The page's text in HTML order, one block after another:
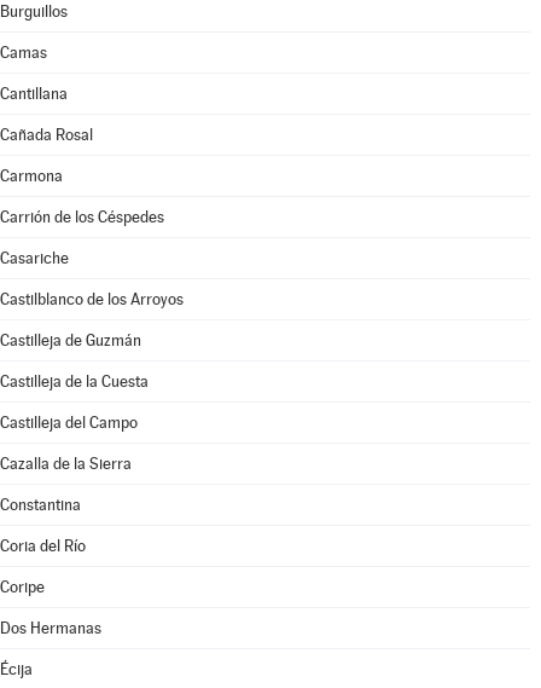
Burguillos
Camas
Cantillana
Cañada Rosal
Carmona
Carrión de los Céspedes
Casariche
Castilblanco de los Arroyos
Castilleja de Guzmán
Castilleja de la Cuesta
Castilleja del Campo
Cazalla de la Sierra
Constantina
Coria del Río
Coripe
Dos Hermanas
Écija